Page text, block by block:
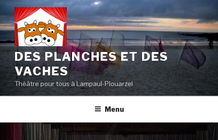
Aller
au
contenu
principal
DES PLANCHES ET DES
VACHES
Théâtre pour tous à Lampaul-Plouarzel
Menu